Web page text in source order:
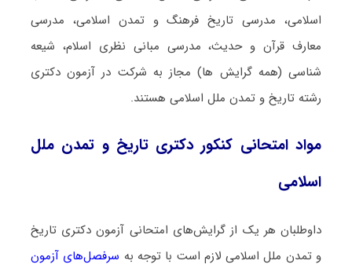
اسلامی، مدرسی تاریخ فرهنگ و تمدن اسلامی، مدرسی
معارف قرآن و حدیث، مدرسی مبانی نظری اسلام، شیعه
شناسی (همه گرایش ها) مجاز به شرکت در آزمون دکتری
رشته تاریخ و تمدن ملل اسلامی هستند.
مواد امتحانی کنکور دکتری تاریخ و تمدن ملل
اسلامی
داوطلبان هر یک از گرایش‌های امتحانی آزمون دکتری تاریخ
و تمدن ملل اسلامی لازم است با توجه به سرفصل‌های آزمون